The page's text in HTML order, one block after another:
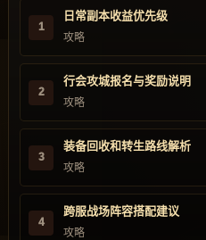
1
日常副本收益优先级
攻略
2
行会攻城报名与奖励说明
攻略
3
装备回收和转生路线解析
攻略
4
跨服战场阵容搭配建议
攻略